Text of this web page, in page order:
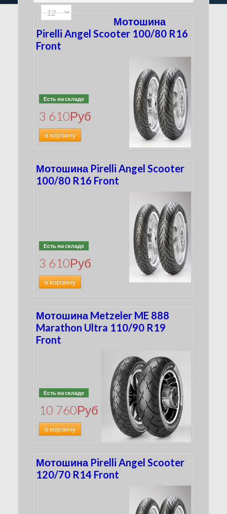
150(7)
160(1)
3.00 (0)
MH90
Мотошина
Pirelli Angel Scooter 100/80 R16
Front
Есть на складе
3 610Руб
в корзину
Мотошина Pirelli Angel Scooter
100/80 R16 Front
Есть на складе
3 610Руб
в корзину
Мотошина Metzeler ME 888
Marathon Ultra 110/90 R19
Front
Есть на складе
10 760Руб
в корзину
Мотошина Pirelli Angel Scooter
120/70 R14 Front